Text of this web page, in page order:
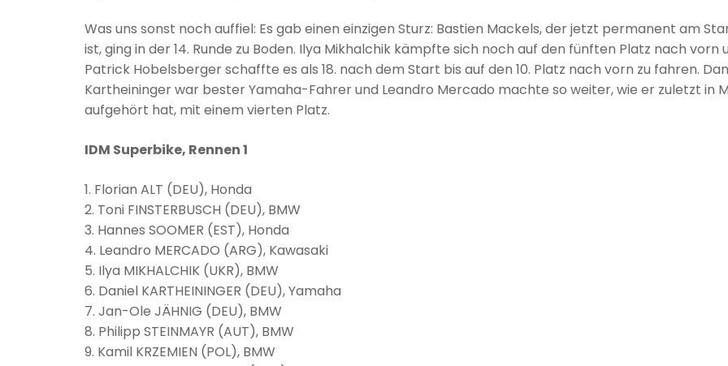
Was uns sonst noch auffiel: Es gab einen einzigen Sturz: Bastien Mackels, der jetzt permanent am
ist, ging in der 14. Runde zu Boden. Ilya Mikhalchik kämpfte sich noch auf den fünften Platz nach vorn
Patrick Hobelsberger schaffte es als 18. nach dem Start bis auf den 10. Platz nach vorn zu fahren.
Kartheininger war bester Yamaha-Fahrer und Leandro Mercado machte so weiter, wie er zuletzt in
aufgehört hat, mit einem vierten Platz.
IDM Superbike, Rennen 1
1. Florian ALT (DEU), Honda
2. Toni FINSTERBUSCH (DEU), BMW
3. Hannes SOOMER (EST), Honda
4. Leandro MERCADO (ARG), Kawasaki
5. Ilya MIKHALCHIK (UKR), BMW
6. Daniel KARTHEININGER (DEU), Yamaha
7. Jan-Ole JÄHNIG (DEU), BMW
8. Philipp STEINMAYR (AUT), BMW
9. Kamil KRZEMIEN (POL), BMW